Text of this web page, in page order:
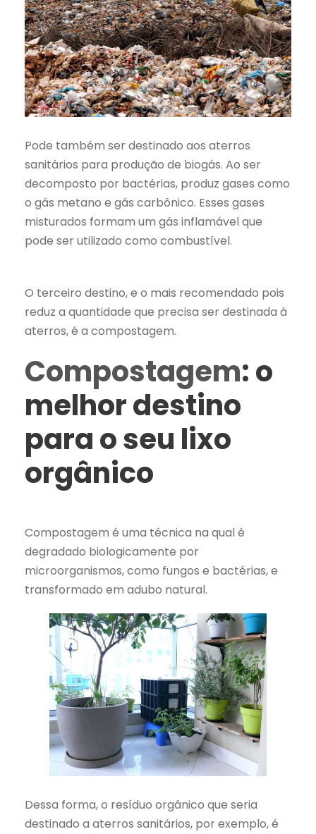
Pode também ser destinado aos aterros
sanitários para produção de biogás. Ao ser
decomposto por bactérias, produz gases como
o gás metano e gás carbônico. Esses gases
misturados formam um gás inflamável que
pode ser utilizado como combustível.
O terceiro destino, e o mais recomendado pois
reduz a quantidade que precisa ser destinada à
aterros, é a compostagem.
Compostagem: o
melhor destino
para o seu lixo
orgânico
Compostagem é uma técnica na qual é
degradado biologicamente por
microorganismos, como fungos e bactérias, e
transformado em adubo natural.
Dessa forma, o resíduo orgânico que seria
destinado a aterros sanitários, por exemplo, é